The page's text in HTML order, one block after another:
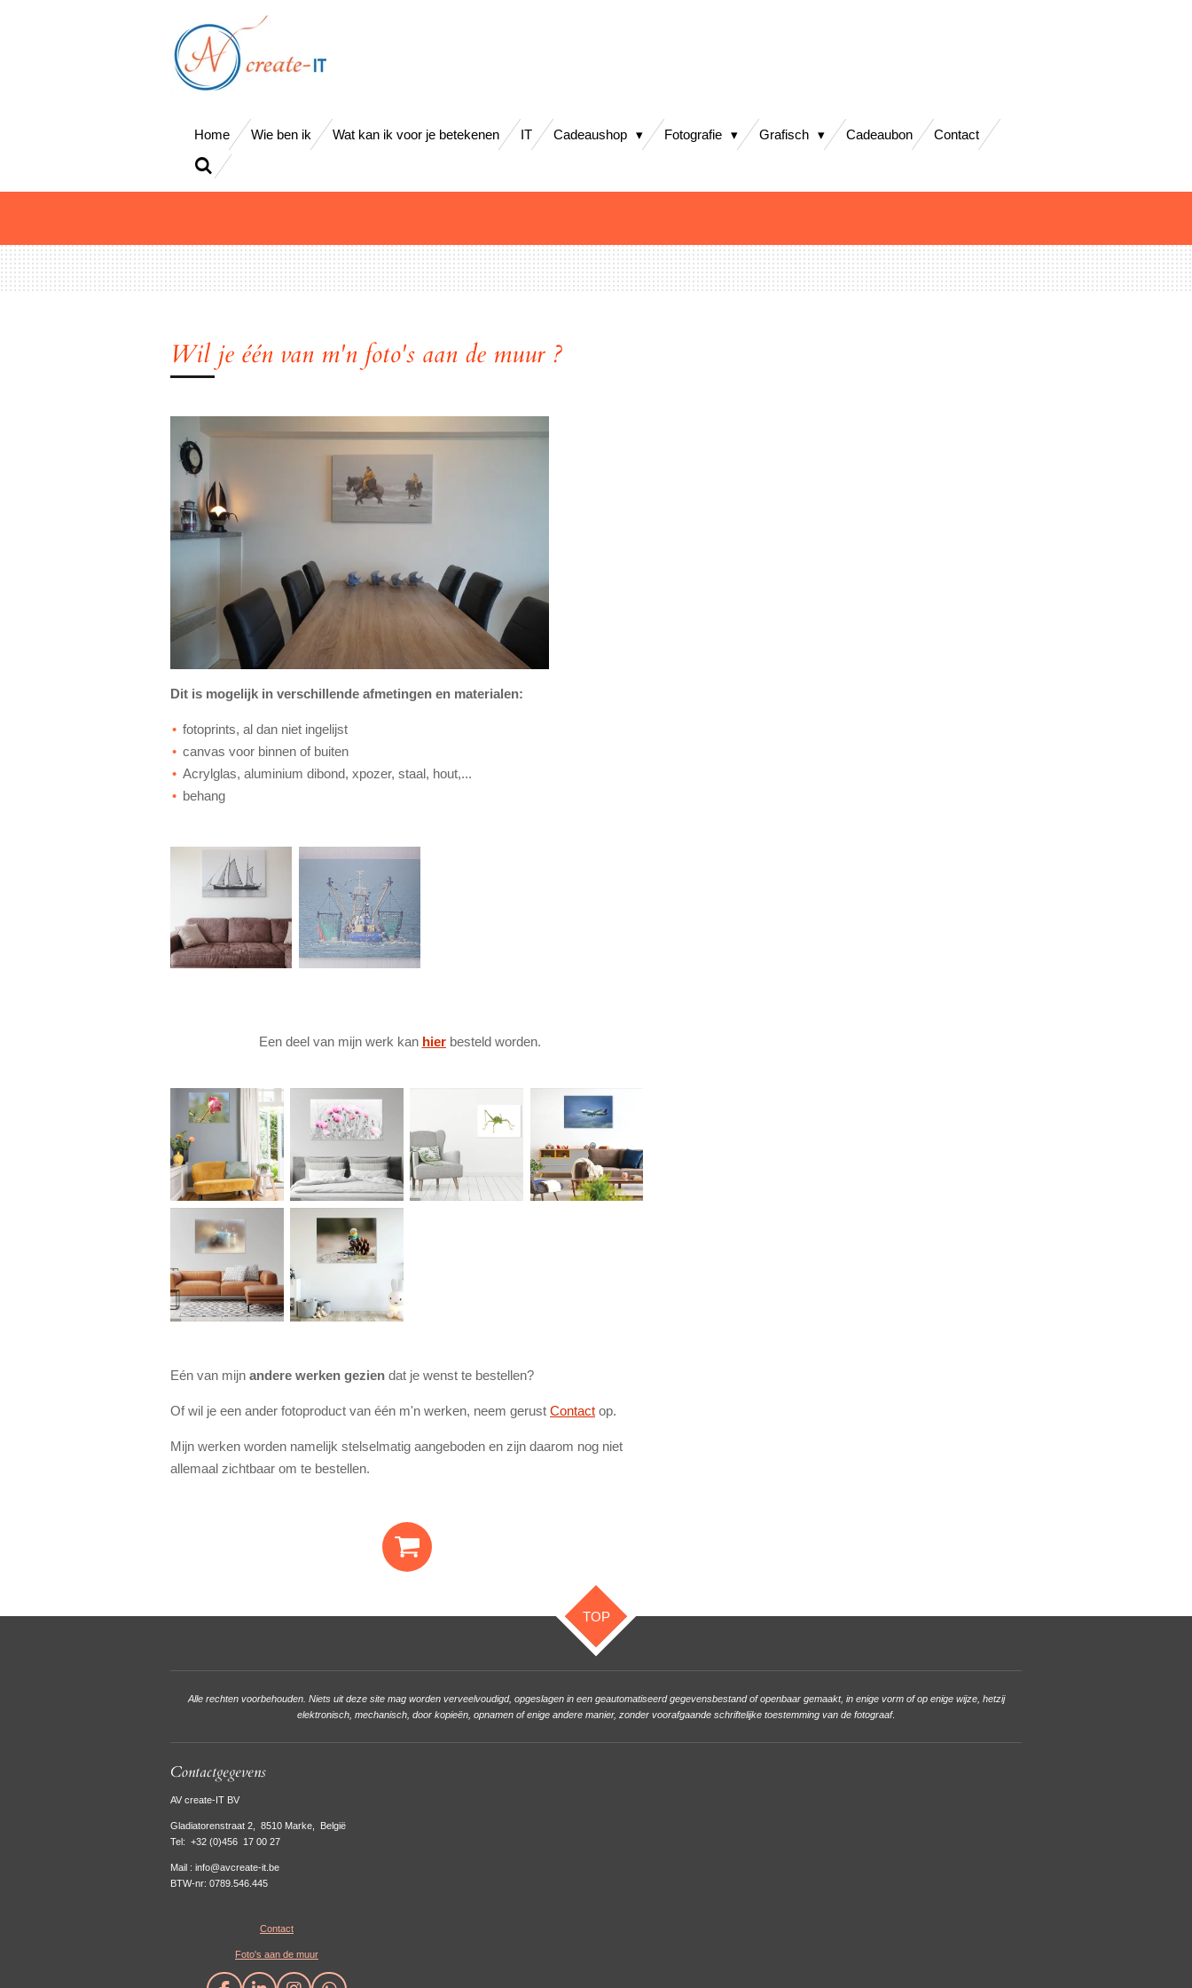
Home
Wie ben ik Wat kan ik voor je betekenen IT Cadeaushop Fotografie Grafisch Cadeaubon Contact
Wil je één van m'n foto's aan de muur ?
Dit is mogelijk in verschillende afmetingen en materialen:
fotoprints, al dan niet ingelijst
canvas voor binnen of buiten
Acrylglas, aluminium dibond, xpozer, staal, hout,...
behang
Een deel van mijn werk kan hierbesteld worden.
Eén van mijn andere werken gezien dat je wenst te bestellen?
Of wil je een ander fotoproduct van één m'n werken, neem gerust Contact op.
Mijn werken worden namelijk stelselmatig aangeboden en zijn daarom nog niet
allemaal zichtbaar om te bestellen.
TOP
Alle rechten voorbehouden. Niets uit deze site mag worden verveelvoudigd, opgeslagen in een geautomatiseerd gegevensbestand of openbaar gemaakt, in enige vorm of op enige wijze, hetzij
elektronisch, mechanisch, door kopieën, opnamen of enige andere manier, zonder voorafgaande schriftelijke toestemming van de fotograaf.
Contactgegevens
AV create-IT BV
Gladiatorenstraat 2, 8510 Marke, België
Tel: +32 (0)456 17 00 27
Mail : info@avcreate-it.be
BTW-nr: 0789.546.445
Contact
Foto's aan de muur